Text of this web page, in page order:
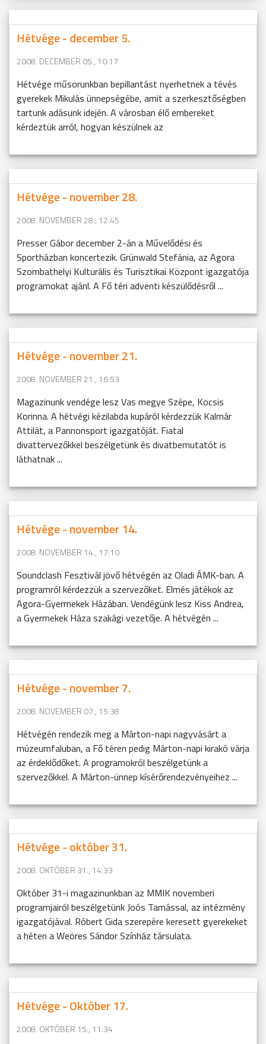
Hétvége - december 5.
2008. DECEMBER 05., 10:17
Hétvége műsorunkban bepillantást nyerhetnek a tévés
gyerekek Mikulás ünnepségébe, amit a szerkesztőségben
tartunk adásunk idején. A városban élő embereket
kérdeztük arról, hogyan készülnek az
Hétvége - november 28.
2008. NOVEMBER 28., 12:45
Presser Gábor december 2-án a Művelődési és
Sportházban koncertezik. Grünwald Stefánia, az Agora
Szombathelyi Kulturális és Turisztikai Központ igazgatója
programokat ajánl. A Fő téri adventi készülődésről ...
Hétvége - november 21.
2008. NOVEMBER 21., 16:53
Magazinunk vendége lesz Vas megye Szépe, Kocsis
Korinna. A hétvégi kézilabda kupáról kérdezzük Kalmár
Attilát, a Pannonsport igazgatóját. Fiatal
divattervezőkkel beszélgetünk és divatbemutatót is
láthatnak ...
Hétvége - november 14.
2008. NOVEMBER 14., 17:10
Soundclash Fesztivál jövő hétvégén az Oladi ÁMK-ban. A
programról kérdezzük a szervezőket. Elmés játékok az
Agora-Gyermekek Házában. Vendégünk lesz Kiss Andrea,
a Gyermekek Háza szakági vezetője. A hétvégén ...
Hétvége - november 7.
2008. NOVEMBER 07., 15:38
Hétvégén rendezik meg a Márton-napi nagyvásárt a
múzeumfaluban, a Fő téren pedig Márton-napi kirakó várja
az érdeklődőket. A programokról beszélgetünk a
szervezőkkel. A Márton-ünnep kísérőrendezvényeihez ...
Hétvége - október 31.
2008. OKTÓBER 31., 14:33
Október 31-i magazinunkban az MMIK novemberi
programjairól beszélgetünk Joós Tamással, az intézmény
igazgatójával. Róbert Gida szerepére keresett gyerekeket
a héten a Weöres Sándor Színház társulata.
Hétvége - Október 17.
2008. OKTÓBER 15., 11:34